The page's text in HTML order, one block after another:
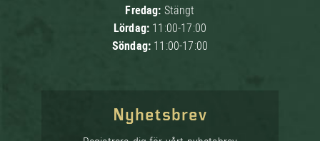
Fredag: Stängt
Lördag: 11:00-17:00
Söndag: 11:00-17:00
Nyhetsbrev